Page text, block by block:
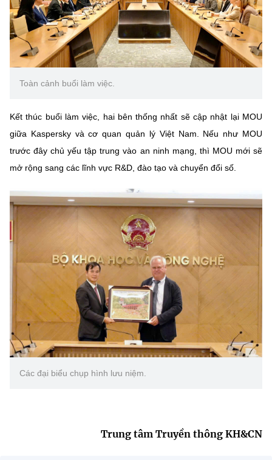
Toàn cảnh buổi làm việc.
Kết thúc buổi làm việc, hai bên thống nhất sẽ cập nhật lại MOU
giữa Kaspersky và cơ quan quản lý Việt Nam. Nếu như MOU
trước đây chủ yếu tập trung vào an ninh mạng, thì MOU mới sẽ
mở rộng sang các lĩnh vực R&D, đào tạo và chuyển đổi số.
Các đại biểu chụp hình lưu niệm.
Trung tâm Truyền thông KH&CN